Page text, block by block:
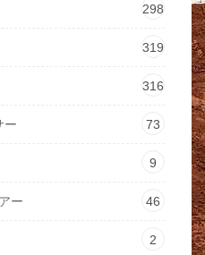
298
319
316
ー 73
9
ー 46
2